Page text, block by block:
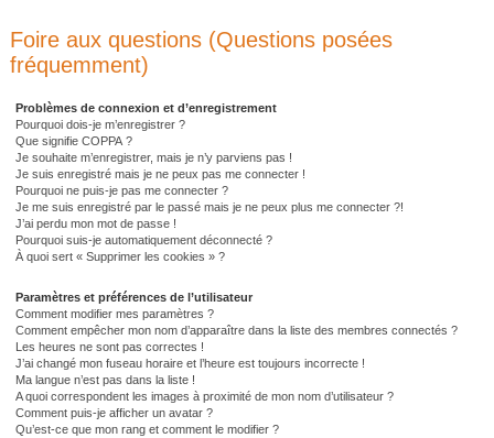
Foire aux questions (Questions posées
fréquemment)
Problèmes de connexion et d’enregistrement
Pourquoi dois-je m’enregistrer ?
Que signifie COPPA ?
Je souhaite m’enregistrer, mais je n’y parviens pas !
Je suis enregistré mais je ne peux pas me connecter !
Pourquoi ne puis-je pas me connecter ?
Je me suis enregistré par le passé mais je ne peux plus me connecter ?!
J’ai perdu mon mot de passe !
Pourquoi suis-je automatiquement déconnecté ?
À quoi sert « Supprimer les cookies » ?
Paramètres et préférences de l’utilisateur
Comment modifier mes paramètres ?
Comment empêcher mon nom d’apparaître dans la liste des membres connectés ?
Les heures ne sont pas correctes !
J’ai changé mon fuseau horaire et l’heure est toujours incorrecte !
Ma langue n’est pas dans la liste !
A quoi correspondent les images à proximité de mon nom d’utilisateur ?
Comment puis-je afficher un avatar ?
Qu’est-ce que mon rang et comment le modifier ?